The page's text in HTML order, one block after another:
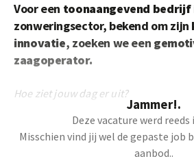
Voor een toonaangevend bedrijf
zonweringsector, bekend om zijn
innovatie, zoeken we een
zaagoperator.
Hoe ziet jouw dag er uit?
Instellen en bedienen van de zaag-
Op maat zagen of frezen van
Jammer!.
Deze vacature werd reeds
Misschien vind jij wel de gepaste job
aanbod..